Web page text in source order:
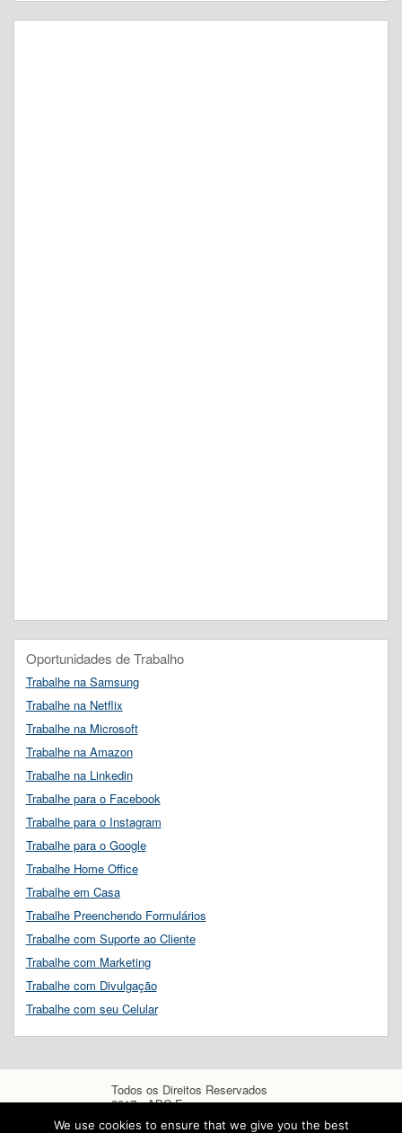
Oportunidades de Trabalho
Trabalhe na Samsung
Trabalhe na Netflix
Trabalhe na Microsoft
Trabalhe na Amazon
Trabalhe na Linkedin
Trabalhe para o Facebook
Trabalhe para o Instagram
Trabalhe para o Google
Trabalhe Home Office
Trabalhe em Casa
Trabalhe Preenchendo Formulários
Trabalhe com Suporte ao Cliente
Trabalhe com Marketing
Trabalhe com Divulgação
Trabalhe com seu Celular
Todos os Direitos Reservados
2017 - ABC Empregos
We use cookies to ensure that we give you the best